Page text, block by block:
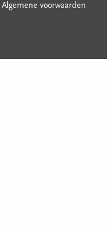
Algemene voorwaarden